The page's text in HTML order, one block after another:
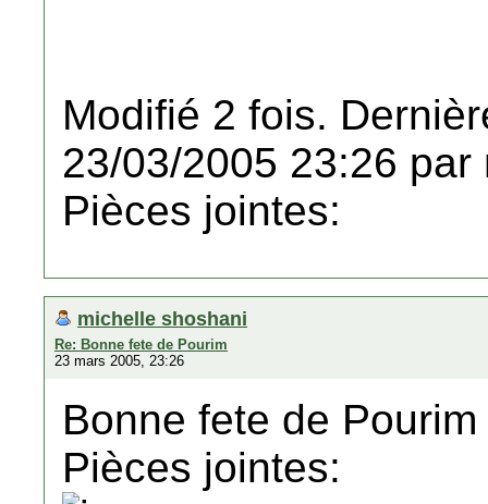
Modifié 2 fois.
23/03/2005 23:26
Pièces jointes:
michelle shoshani
Re: Bonne fete de Pourim
23 mars 2005, 23:26
Bonne fete de Pourim
Pièces jointes: